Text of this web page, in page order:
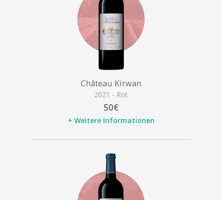
Château Kirwan
2021 - Rot
50€
+ Weitere Informationen